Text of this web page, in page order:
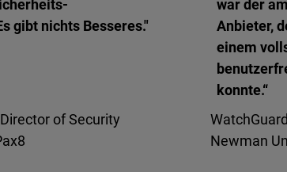
gibt nichts Besseres."
of Security
war der
Anbieter,
einem
konnte.“
Newman